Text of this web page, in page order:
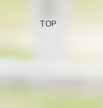
TOP